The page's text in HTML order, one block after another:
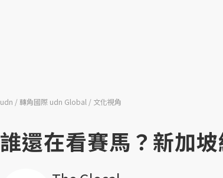
udn 轉角國際 udn Global 文化視角
誰還在看賽馬？新加